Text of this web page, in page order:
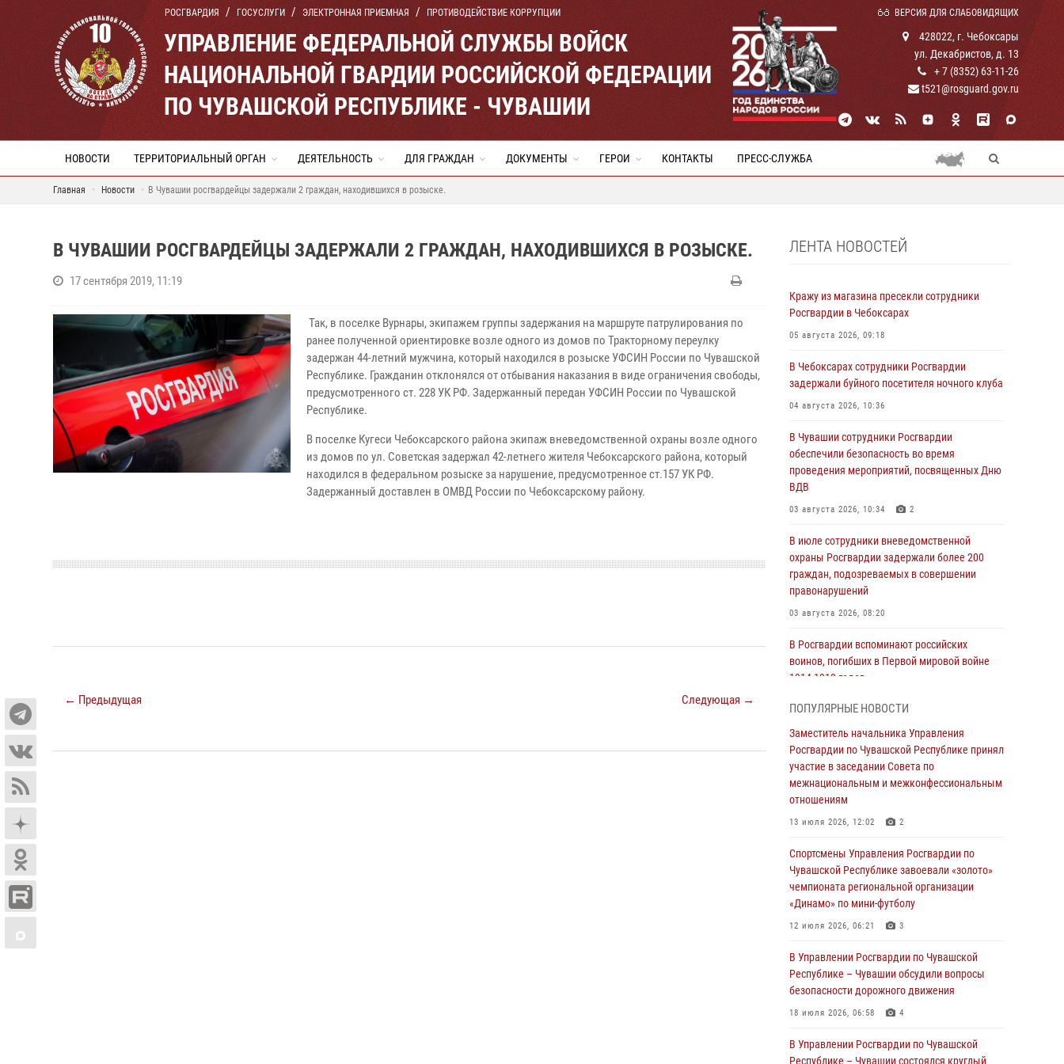
РОСГВАРДИЯ ГОСУСЛУГИ ЭЛЕКТРОННАЯ ПРИЕМНАЯ ПРОТИВОДЕЙСТВИЕ КОРРУПЦИИ ВЕРСИЯ ДЛЯ СЛАБОВИДЯЩИХ
УПРАВЛЕНИЕ ФЕДЕРАЛЬНОЙ СЛУЖБЫ ВОЙСК
НАЦИОНАЛЬНОЙ ГВАРДИИ РОССИЙСКОЙ ФЕДЕРАЦИИ
ПО ЧУВАШСКОЙ РЕСПУБЛИКЕ - ЧУВАШИИ
428022, г. Чебоксары
ул. Декабристов, д. 13
+ 7 (8352) 63-11-26
t521@rosguard.gov.ru
НОВОСТИ ТЕРРИТОРИАЛЬНЫЙ ОРГАН ДЕЯТЕЛЬНОСТЬ ДЛЯ ГРАЖДАН ДОКУМЕНТЫ ГЕРОИ КОНТАКТЫ ПРЕСС-СЛУЖБА
Главная Новости В Чувашии росгвардейцы задержали 2 граждан, находившихся в розыске.
В ЧУВАШИИ РОСГВАРДЕЙЦЫ ЗАДЕРЖАЛИ 2 ГРАЖДАН, НАХОДИВШИХСЯ В РОЗЫСКЕ.
17 сентября 2019, 11:19
Так, в поселке Вурнары, экипажем группы задержания на маршруте патрулирования по
ранее полученной ориентировке возле одного из домов по Тракторному переулку
задержан 44-летний мужчина, который находился в розыске УФСИН России по Чувашской
Республике. Гражданин отклонялся от отбывания наказания в виде ограничения свободы,
предусмотренного ст. 228 УК РФ. Задержанный передан УФСИН России по Чувашской
Республике.
В поселке Кугеси Чебоксарского района экипаж вневедомственной охраны возле одного
из домов по ул. Советская задержал 42-летнего жителя Чебоксарского района, который
находился в федеральном розыске за нарушение, предусмотренное ст.157 УК РФ.
Задержанный доставлен в ОМВД России по Чебоксарскому району.
← Предыдущая Следующая →
ЛЕНТА НОВОСТЕЙ
Кражу из магазина пресекли сотрудники
Росгвардии в Чебоксарах
05 августа 2026, 09:18
В Чебоксарах сотрудники Росгвардии
задержали буйного посетителя ночного клуба
04 августа 2026, 10:36
В Чувашии сотрудники Росгвардии
обеспечили безопасность во время
проведения мероприятий, посвященных Дню
ВДВ
03 августа 2026, 10:34 2
В июле сотрудники вневедомственной
охраны Росгвардии задержали более 200
граждан, подозреваемых в совершении
правонарушений
03 августа 2026, 08:20
В Росгвардии вспоминают российских
воинов, погибших в Первой мировой войне
1914-1918 годов
В Ядрине сотрудники Росгвардии задержали
подозреваемого в причинении тяжкого вреда
здоровью
01 августа 2026, 06:12
1 августа – День дежурной службы войск
Федерации
01 августа 2026, 05:17
Директор Росгвардии Герой России генерал
армии Виктор Золотов поздравил
профессиональным праздником
01 августа 2026, 00:01
В Чебоксарах при участии спецназа
немаркированной никотиносодержащей
продукции (видео)
ПОПУЛЯРНЫЕ НОВОСТИ
Заместитель начальника Управления
Росгвардии по Чувашской Республике принял
участие в заседании Совета по
межнациональным и межконфессиональным
отношениям
13 июля 2026, 12:02 2
Спортсмены Управления Росгвардии по
Чувашской Республике завоевали «золото»
чемпионата региональной организации
«Динамо» по мини-футболу
12 июля 2026, 06:21 3
В Управлении Росгвардии по Чувашской
Республике – Чувашии обсудили вопросы
безопасности дорожного движения
18 июля 2026, 06:58 4
В Управлении Росгвардии по Чувашской
Республике – Чувашии состоялся круглый